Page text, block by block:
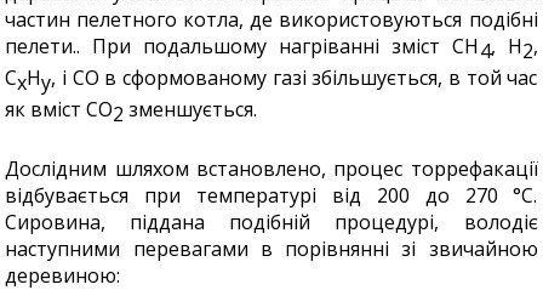
частин пелетного котла, де використовуються подібні
пелети.. При подальшому нагріванні зміст CH4, H2,
CxHy, і CO в сформованому газі збільшується, в той час
як вміст CO2 зменшується.
Дослідним шляхом встановлено, процес торрефакації
відбувається при температурі від 200 до 270 °С.
Сировина, піддана подібній процедурі, володіє
наступними перевагами в порівнянні зі звичайною
деревиною: